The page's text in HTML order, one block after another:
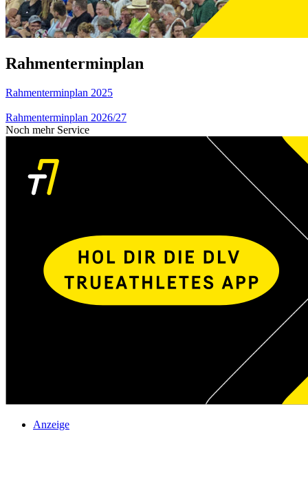
Rahmenterminplan
Rahmenterminplan 2025
Rahmenterminplan 2026/27
Noch mehr Service
Anzeige